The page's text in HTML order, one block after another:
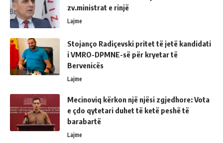
zv.ministrat e rinjë
Lajme
Stojanço Radiçevski pritet të jetë kandidati
i VMRO-DPMNE-së për kryetar të
Bervenicës
Lajme
Mecinoviq kërkon një njësi zgjedhore: Vota
e çdo qytetari duhet të ketë peshë të
barabartë
Lajme